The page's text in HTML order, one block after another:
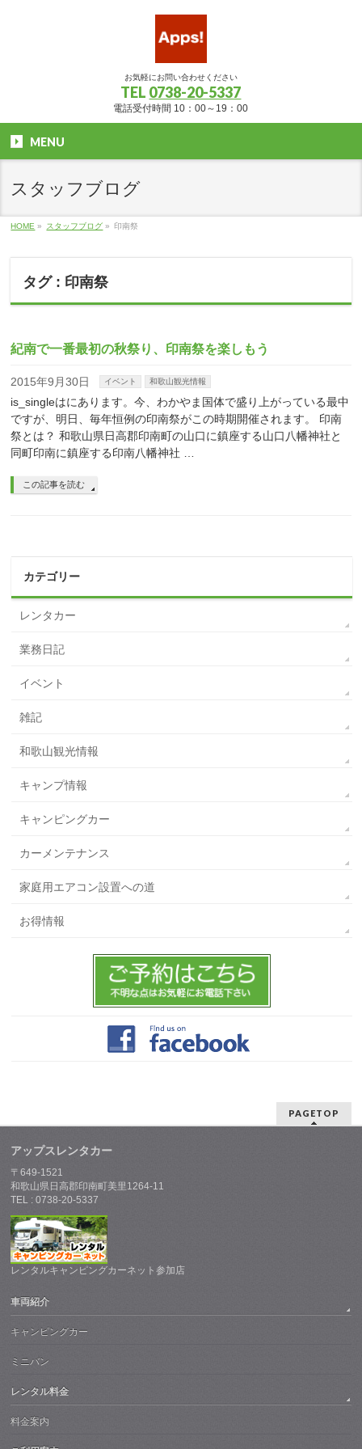
お気軽にお問い合わせください
TEL 0738-20-5337
電話受付時間 10：00～19：00
MENU
スタッフブログ
HOME » スタッフブログ » 印南祭
タグ : 印南祭
紀南で一番最初の秋祭り、印南祭を楽しもう
2015年9月30日 イベント 和歌山観光情報
is_singleはにあります。今、わかやま国体で盛り上がっている最中
ですが、明日、毎年恒例の印南祭がこの時期開催されます。 印南
祭とは？ 和歌山県日高郡印南町の山口に鎮座する山口八幡神社と
同町印南に鎮座する印南八幡神社 …
この記事を読む
カテゴリー
レンタカー
業務日記
イベント
雑記
和歌山観光情報
キャンプ情報
キャンピングカー
カーメンテナンス
家庭用エアコン設置への道
お得情報
PAGETOP
アップスレンタカー
〒649-1521
和歌山県日高郡印南町美里1264-11
TEL : 0738-20-5337
レンタルキャンピングカーネット参加店
車両紹介
キャンピングカー
ミニバン
レンタル料金
料金案内